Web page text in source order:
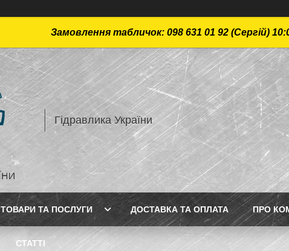
Замовлення табличок: 098 631 01 92 (Сергій)
Гідравлика України
ТОВАРИ ТА ПОСЛУГИ ДОСТАВКА ТА ОПЛАТА ПРО
СТАТТI